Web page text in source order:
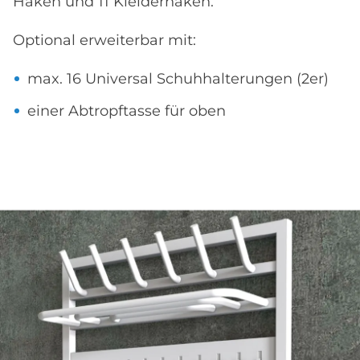
Optional erweiterbar mit:
max. 16 Universal Schuhhalterungen (2er)
einer Abtropftasse für oben